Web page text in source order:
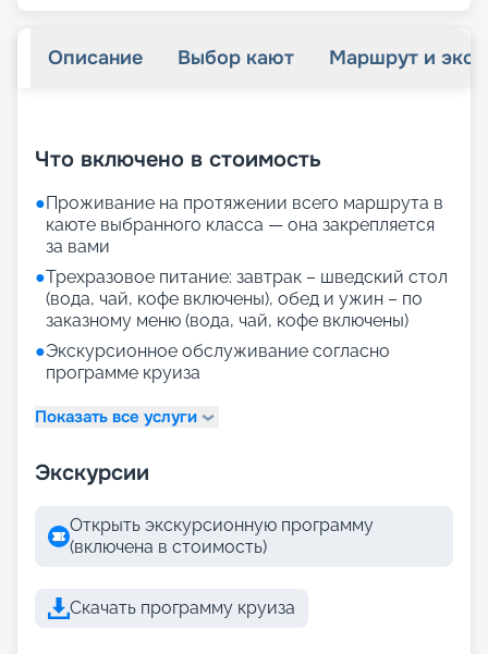
Описание Выбор кают Маршрут и
Что включено в стоимость
●Проживание на протяжении всего маршрута в
каюте выбранного класса — она закрепляется
за вами
●Трехразовое питание: завтрак – шведский стол
(вода, чай, кофе включены), обед и ужин – по
заказному меню (вода, чай, кофе включены)
●Экскурсионное обслуживание согласно
программе круиза
Показать все услуги
Экскурсии
Открыть экскурсионную программу
(включена в стоимость)
Скачать программу круиза